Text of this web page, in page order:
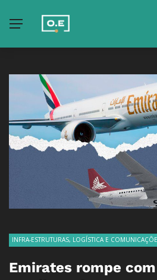
INFRA-ESTRUTURAS, LOGÍSTICA E
Emirates rompe